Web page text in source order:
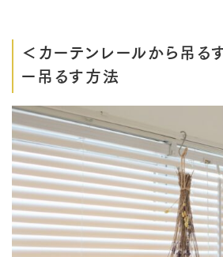
＜カーテンレールから吊る
ー吊るす方法